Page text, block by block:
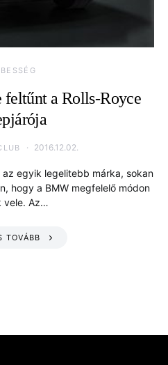
feltűnt a Rolls-Royce
2016.12.02.
egyik legelitebb márka, sokan
hogy a BMW megfelelő módon
vele. Az…
TOVÁBB